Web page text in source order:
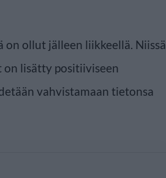
ollut jälleen liikkeellä. Niissä
lisätty positiiviseen
vahvistamaan tietonsa